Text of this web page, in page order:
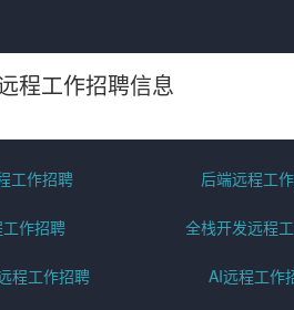
程工作招聘信息
工作招聘 后端远程工
作招聘 全栈开发远程
程工作招聘 AI远程工作